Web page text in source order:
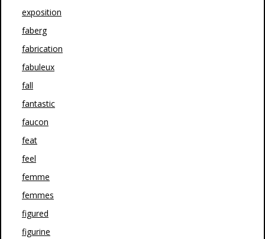
exposition
faberg
fabrication
fabuleux
fall
fantastic
faucon
feat
feel
femme
femmes
figured
figurine